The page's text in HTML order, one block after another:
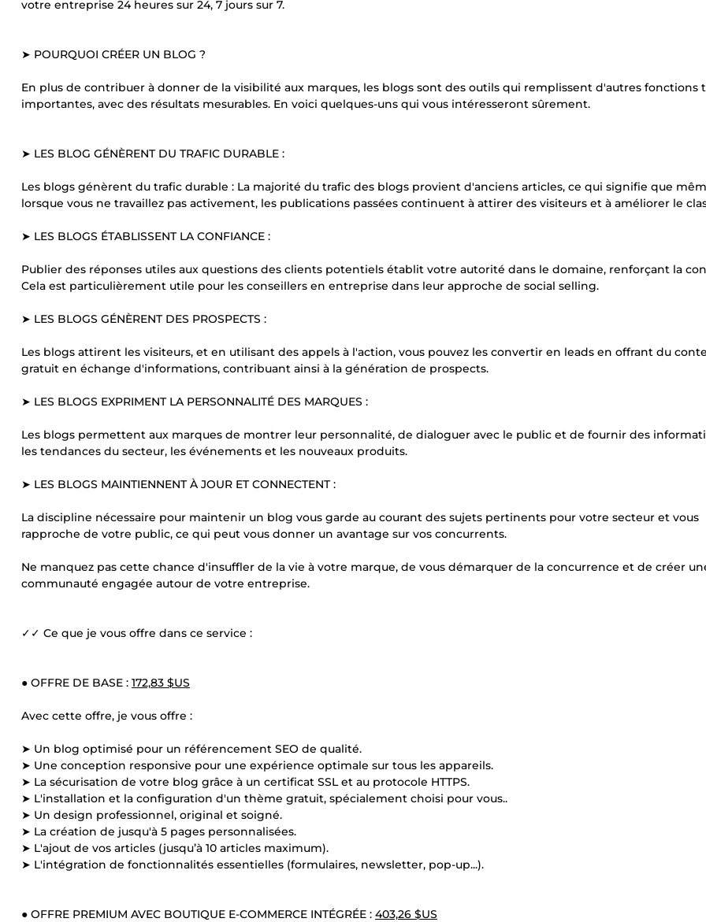
votre entreprise 24 heures sur 24, 7 jours sur 7.
➤ POURQUOI CRÉER UN BLOG ?
En plus de contribuer à donner de la visibilité aux marques, les blogs sont des outils qui remplissent d'autres fonctions
importantes, avec des résultats mesurables. En voici quelques-uns qui vous intéresseront sûrement.
➤ LES BLOG GÉNÈRENT DU TRAFIC DURABLE :
Les blogs génèrent du trafic durable : La majorité du trafic des blogs provient d'anciens articles, ce qui signifie que
lorsque vous ne travaillez pas activement, les publications passées continuent à attirer des visiteurs et à améliorer le
➤ LES BLOGS ÉTABLISSENT LA CONFIANCE :
Publier des réponses utiles aux questions des clients potentiels établit votre autorité dans le domaine, renforçant la
Cela est particulièrement utile pour les conseillers en entreprise dans leur approche de social selling.
➤ LES BLOGS GÉNÈRENT DES PROSPECTS :
Les blogs attirent les visiteurs, et en utilisant des appels à l'action, vous pouvez les convertir en leads en offrant du
gratuit en échange d'informations, contribuant ainsi à la génération de prospects.
➤ LES BLOGS EXPRIMENT LA PERSONNALITÉ DES MARQUES :
Les blogs permettent aux marques de montrer leur personnalité, de dialoguer avec le public et de fournir des
les tendances du secteur, les événements et les nouveaux produits.
➤ LES BLOGS MAINTIENNENT À JOUR ET CONNECTENT :
La discipline nécessaire pour maintenir un blog vous garde au courant des sujets pertinents pour votre secteur et vous
rapproche de votre public, ce qui peut vous donner un avantage sur vos concurrents.
Ne manquez pas cette chance d'insuffler de la vie à votre marque, de vous démarquer de la concurrence et de créer
communauté engagée autour de votre entreprise.
✓✓ Ce que je vous offre dans ce service :
● OFFRE DE BASE : 172,83 $US
Avec cette offre, je vous offre :
➤ Un blog optimisé pour un référencement SEO de qualité.
➤ Une conception responsive pour une expérience optimale sur tous les appareils.
➤ La sécurisation de votre blog grâce à un certificat SSL et au protocole HTTPS.
➤ L'installation et la configuration d'un thème gratuit, spécialement choisi pour vous..
➤ Un design professionnel, original et soigné.
➤ La création de jusqu'à 5 pages personnalisées.
➤ L'ajout de vos articles (jusqu’à 10 articles maximum).
➤ L'intégration de fonctionnalités essentielles (formulaires, newsletter, pop-up...).
● OFFRE PREMIUM AVEC BOUTIQUE E-COMMERCE INTÉGRÉE : 403,26 $US